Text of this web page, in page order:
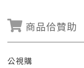
商品佮贊助
公視購